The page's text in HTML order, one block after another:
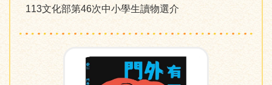
113文化部第46次中小學生讀物選介